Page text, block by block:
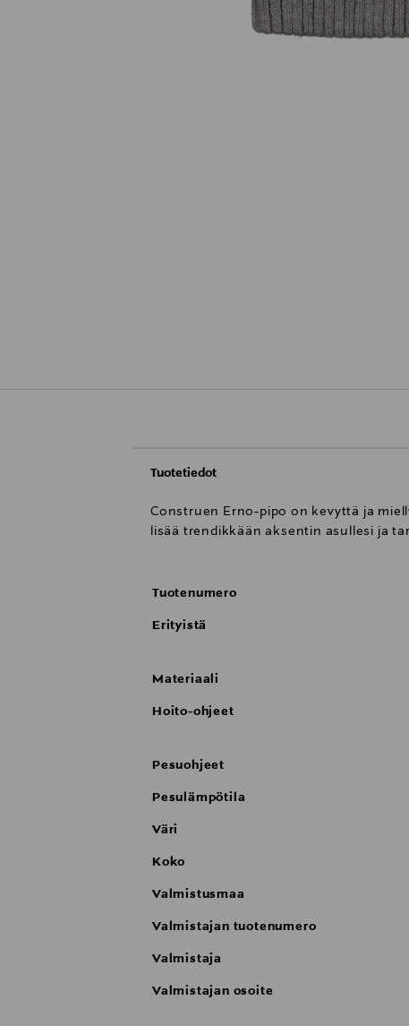
Tuotetiedot
Construen Erno-pipo on kevyttä ja
lisää trendikkään aksentin asullesi ja
Tuotenumero
Erityistä
Materiaali
Hoito-ohjeet
Pesuohjeet
Pesulämpötila
Väri
Koko
Valmistusmaa
Valmistajan tuotenumero
Valmistaja
Valmistajan osoite